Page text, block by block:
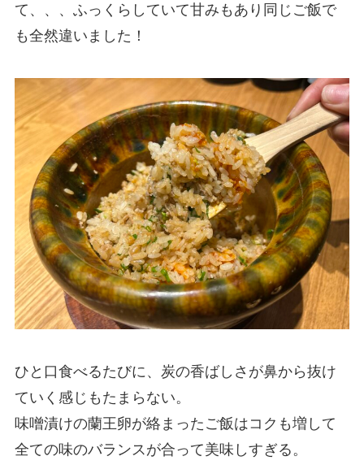
て、、、ふっくらしていて甘みもあり同じご飯で
も全然違いました！
ひと口食べるたびに、炭の香ばしさが鼻から抜け
ていく感じもたまらない。
味噌漬けの蘭王卵が絡まったご飯はコクも増して
全ての味のバランスが合って美味しすぎる。